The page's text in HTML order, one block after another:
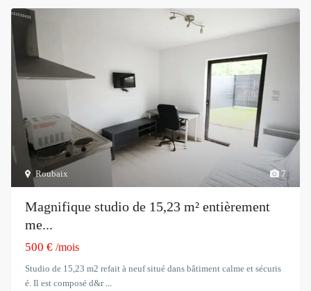
7
Roubaix
Magnifique studio de 15,23 m² entièrement
me...
500 €/mois
Studio de 15,23 m2 refait à neuf situé dans bâtiment calme et sécuris
é. Il est composé d&r ...